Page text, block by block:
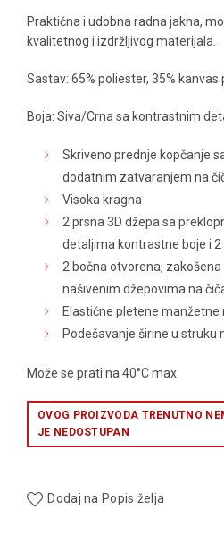
Praktična i udobna radna jakna,
kvalitetnog i izdržljivog materijala.
Sastav: 65% poliester, 35% kanvas
Boja: Siva/Crna sa kontrastnim
Skriveno prednje kopčanje
dodatnim zatvaranjem na
Visoka kragna
2 prsna 3D džepa sa
detaljima kontrastne boje i
2 bočna otvorena,
našivenim džepovima na
Elastične pletene manžetne
Podešavanje širine u struku
Može se prati na 40°C max.
OVOG PROIZVODA TRENUTNO
JE NEDOSTUPAN
Dodaj na Popis želja